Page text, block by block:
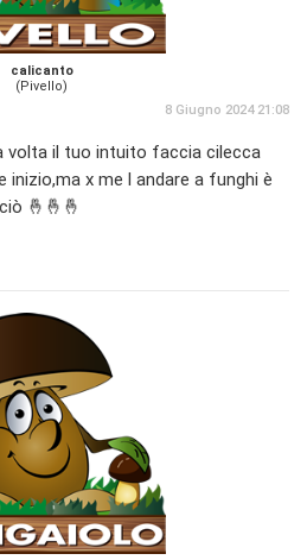
calicanto
(Pivello)
8 Giugno 2024 21:08
volta il tuo intuito faccia cilecca
inizio,ma x me l andare a funghi è
🤞🤞🤞